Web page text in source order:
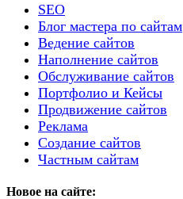
SEO
Блог мастера по сайтам
Ведение сайтов
Наполнение сайтов
Обслуживание сайтов
Портфолио и Кейсы
Продвижение сайтов
Реклама
Создание сайтов
Частным сайтам
Новое на сайте: